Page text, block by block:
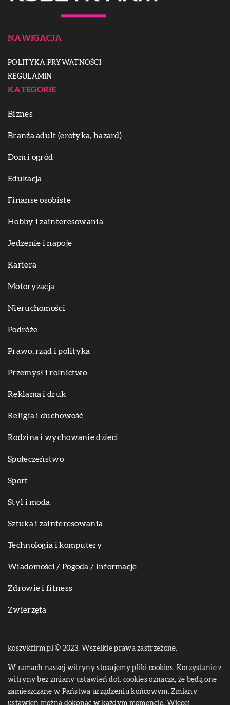
NAWIGACJA
POLITYKA PRYWATNOŚCI
REGULAMIN
KATEGORIE
Biznes
Branża adult (erotyka, hazard)
Dom i ogród
Edukacja
Finanse osobiste
Hobby i zainteresowania
Jedzenie i napoje
Kariera
Motoryzacja
Nieruchomości
Podróże
Prawo, rząd i polityka
Przemysł i rolnictwo
Reklama i druk
Religia i duchowość
Rodzina i wychowanie dzieci
Społeczeństwo
Sport
Styl i moda
Sztuka i zainteresowania
Technologia i komputery
Wiadomości / Pogoda / Informacje
Zdrowie i fitness
Zwierzęta
koszykfirm.pl © 2023. Wszelkie prawa zastrzeżone.
W ramach naszej witryny stosujemy pliki cookies. Korzystanie z
witryny bez zmiany ustawień dot. cookies oznacza, że będą one
zamieszczane w Państwa urządzeniu końcowym. Zmiany